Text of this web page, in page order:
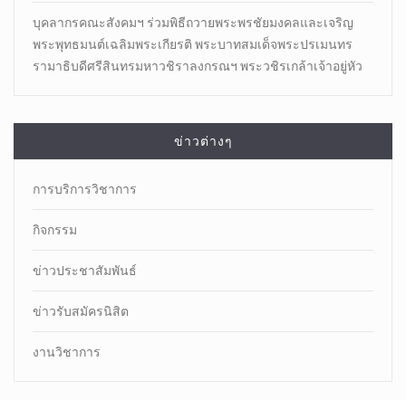
บุคลากรคณะสังคมฯ ร่วมพิธีถวายพระพรชัยมงคลและเจริญ
พระพุทธมนต์เฉลิมพระเกียรติ พระบาทสมเด็จพระปรเมนทร
รามาธิบดีศรีสินทรมหาวชิราลงกรณฯ พระวชิรเกล้าเจ้าอยู่หัว
ข่าวต่างๆ
การบริการวิชาการ
กิจกรรม
ข่าวประชาสัมพันธ์
ข่าวรับสมัครนิสิต
งานวิชาการ